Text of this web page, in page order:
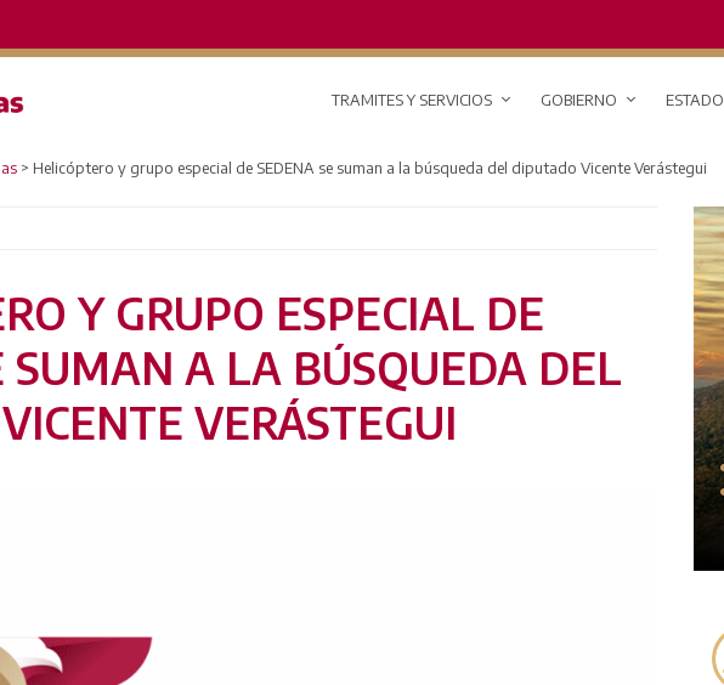
TRAMITES Y SERVICIOS GOBIERNO ESTADO
> Helicóptero y grupo especial de SEDENA se suman a la búsqueda del diputado Vicente Verástegui
Y GRUPO ESPECIAL DE
SUMAN A LA BÚSQUEDA DEL
VERÁSTEGUI